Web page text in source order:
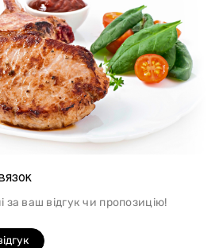
за ваш відгук чи пропозицію!